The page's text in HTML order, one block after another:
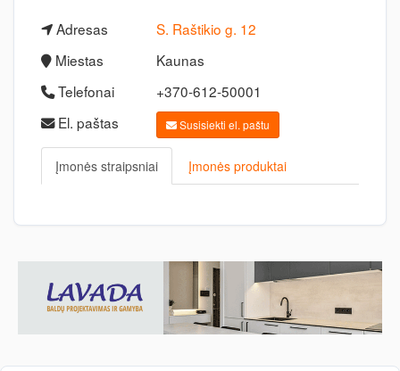
Adresas
S. Raštikio g. 12
Miestas
Kaunas
Telefonai
+370-612-50001
El. paštas
Susisiekti el. paštu
Įmonės straipsniai Įmonės produktai